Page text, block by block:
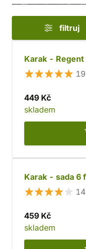
filtruj
Karak - Regent
449 Kč
skladem
Karak - sada 6
459 Kč
skladem